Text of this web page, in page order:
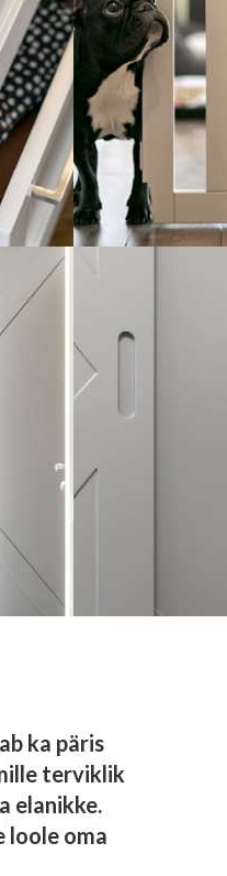
ka päris
terviklik
elanikke.
loole oma